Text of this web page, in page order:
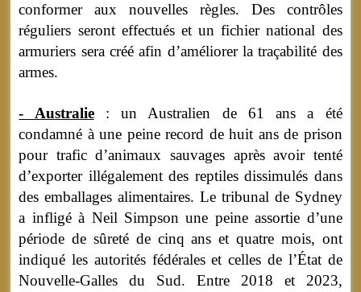
conformer aux nouvelles règles. Des contrôles
réguliers seront effectués et un fichier national des
armuriers sera créé afin d’améliorer la traçabilité des
armes.
- Australie: un Australien de 61 ans a été
condamné à une peine record de huit ans de prison
pour trafic d’animaux sauvages après avoir tenté
d’exporter illégalement des reptiles dissimulés dans
des emballages alimentaires. Le tribunal de Sydney
a infligé à Neil Simpson une peine assortie d’une
période de sûreté de cinq ans et quatre mois, ont
indiqué les autorités fédérales et celles de l’État de
Nouvelle-Galles du Sud. Entre 2018 et 2023,